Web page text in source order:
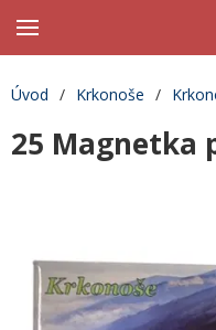
Úvod / Krkonoše /
25 Magnetka